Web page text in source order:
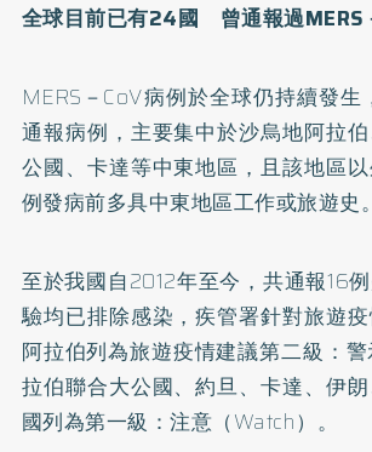
全球目前已有24國 曾通報過MERS
MERS－CoV病例於全球仍持續發
通報病例，主要集中於沙烏地阿拉
公國、卡達等中東地區，且該地區
例發病前多具中東地區工作或旅遊史。
至於我國自2012年至今，共通報16
驗均已排除感染，疾管署針對旅遊
阿拉伯列為旅遊疫情建議第二級：
拉伯聯合大公國、約旦、卡達、伊
國列為第一級：注意（Watch）。